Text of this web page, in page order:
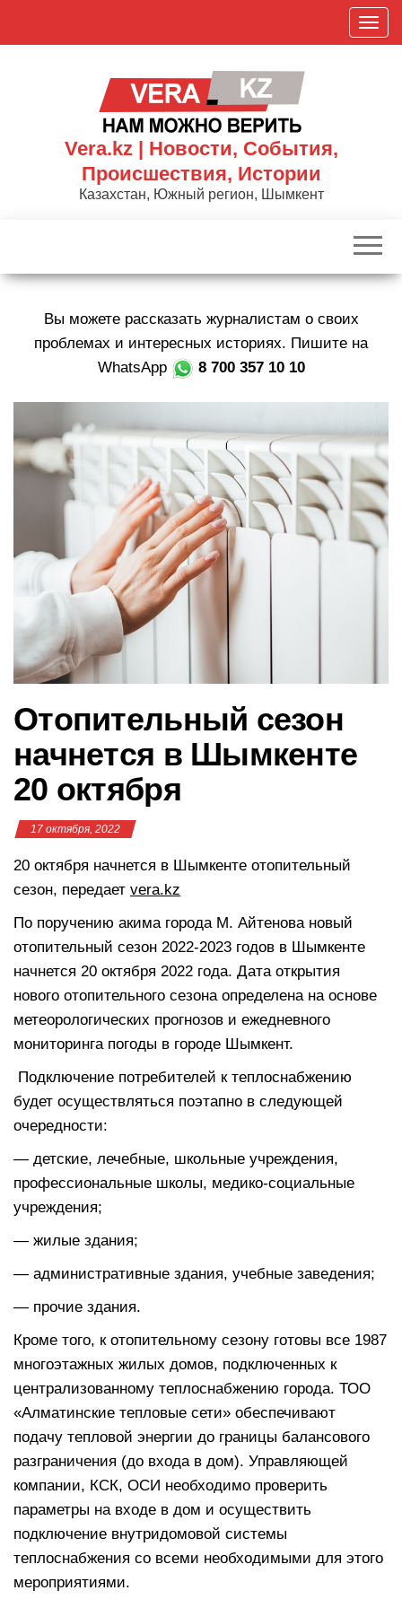
П
о
к
р
и
а
ц
и
ю
Vera.kz | Новости, События,
Происшествия, Истории
Казахстан, Южный регион, Шымкент
Вы можете рассказать журналистам о своих
проблемах и интересных историях. Пишите на
WhatsApp
8 700 357 10 10
Отопительный сезон
начнется в Шымкенте
20 октября
17 октября, 2022
20 октября начнется в Шымкенте отопительный
сезон, передает vera.kz
По поручению акима города М. Айтенова новый
отопительный сезон 2022-2023 годов в Шымкенте
начнется 20 октября 2022 года. Дата открытия
нового отопительного сезона определена на основе
метеорологических прогнозов и ежедневного
мониторинга погоды в городе Шымкент.
Подключение потребителей к теплоснабжению
будет осуществляться поэтапно в следующей
очередности:
— детские, лечебные, школьные учреждения,
профессиональные школы, медико-социальные
учреждения;
— жилые здания;
— административные здания, учебные заведения;
— прочие здания.
Кроме того, к отопительному сезону готовы все 1987
многоэтажных жилых домов, подключенных к
централизованному теплоснабжению города. ТОО
«Алматинские тепловые сети» обеспечивают
подачу тепловой энергии до границы балансового
разграничения (до входа в дом). Управляющей
компании, КСК, ОСИ необходимо проверить
параметры на входе в дом и осуществить
подключение внутридомовой системы
теплоснабжения со всеми необходимыми для этого
мероприятиями.